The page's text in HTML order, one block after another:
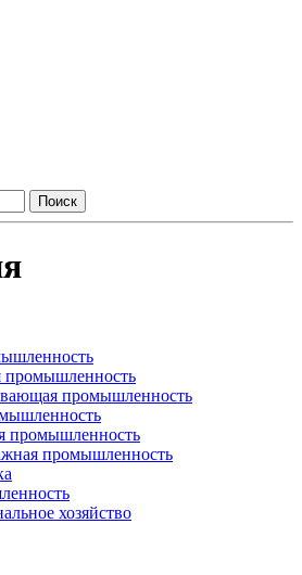
Поиск
промыш­ленность
промыш­ленность
промыш­ленность
промыш­ленность
хозяйство